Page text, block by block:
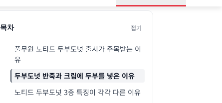
목차 접기
풀무원 노티드 두부도넛 출시가 주목받는 이
유
두부도넛 반죽과 크림에 두부를 넣은 이유
노티드 두부도넛 3종 특징이 각각 다른 이유